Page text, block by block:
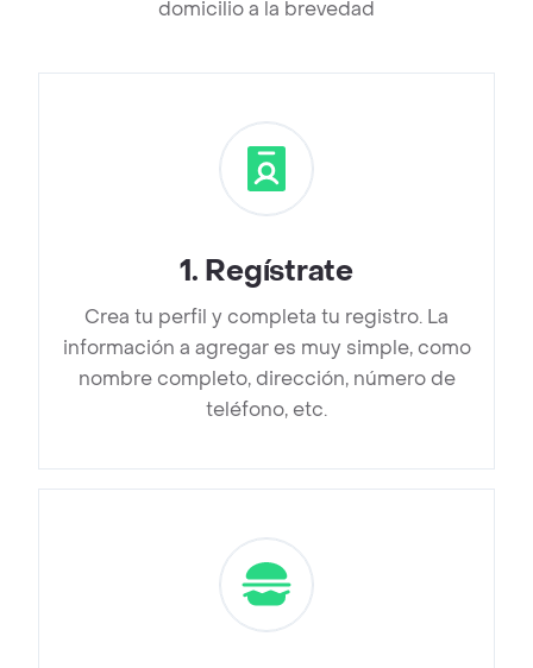
domicilio a la brevedad
1. Regístrate
Crea tu perfil y completa tu registro. La
información a agregar es muy simple, como
nombre completo, dirección, número de
teléfono, etc.